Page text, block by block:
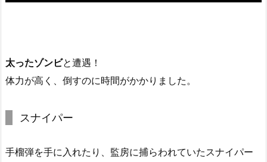
太ったゾンビと遭遇！
体力が高く、倒すのに時間がかかりました。
スナイパー
手榴弾を手に入れたり、監房に捕らわれていたスナイパー